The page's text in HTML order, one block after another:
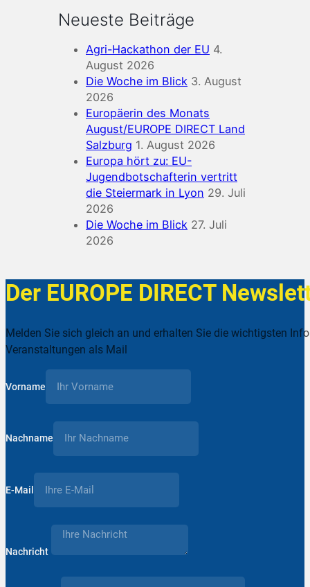
Neueste Beiträge
Agri-Hackathon der EU 4.
August 2026
Die Woche im Blick 3. August
2026
Europäerin des Monats
August/EUROPE DIRECT Land
Salzburg 1. August 2026
Europa hört zu: EU-
Jugendbotschafterin vertritt
die Steiermark in Lyon 29. Juli
2026
Die Woche im Blick 27. Juli
2026
Der EUROPE DIRECT
Melden Sie sich gleich an und erhalten Sie die wichtigsten
Veranstaltungen als Mail
Vorname
Nachname
E-Mail
Nachricht